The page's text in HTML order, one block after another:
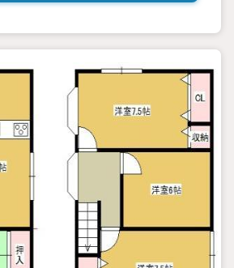
まで直行できます！ガス衣類乾燥機付き！
！お子様の通学にも安心の距離です♪n当
にあった資金計画をご提案させていただき
ほしいという方も大歓迎！n南大阪エリアの
49年の当社にぜひお任せください♪